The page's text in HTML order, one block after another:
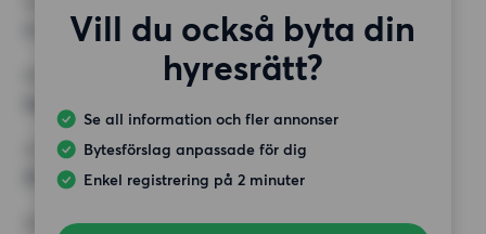
Vill du också byta din
hyresrätt?
Se all information och fler annonser
Bytesförslag anpassade för dig
Enkel registrering på 2 minuter
MINST ANTAL KVADRATMETER
HÖGSTA HYRA
25 000 kr